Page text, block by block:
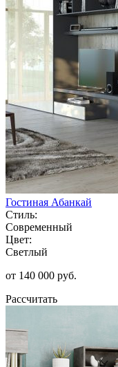
Гостиная Абанкай
Стиль:
Современный
Цвет:
Светлый
от 140 000 руб.
Рассчитать